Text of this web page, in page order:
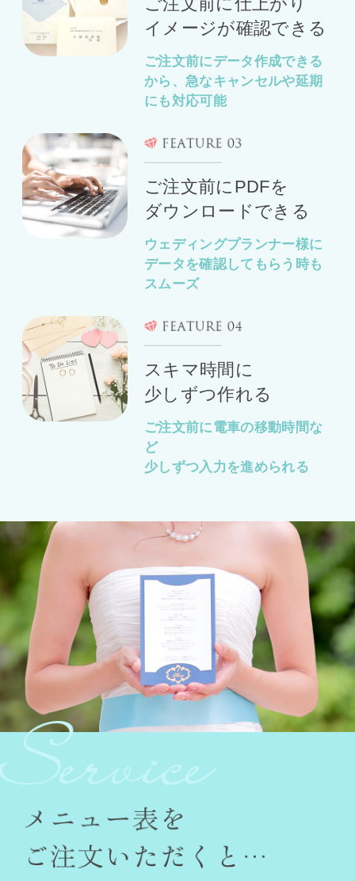
イメージが確認できる
ご注文前にデータ作成できる
から、急なキャンセルや延期
にも対応可能
ご注文前にPDFを
ダウンロードできる
ウェディングプランナー様に
データを確認してもらう時も
スムーズ
スキマ時間に
少しずつ作れる
ご注文前に電車の移動時間な
ど
少しずつ入力を進められる